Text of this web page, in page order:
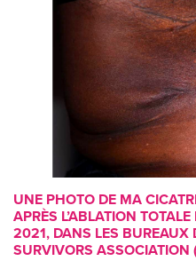
UNE PHOTO DE MA
APRÈS L’ABLATION
2021, DANS LES BUREAUX
SURVIVORS